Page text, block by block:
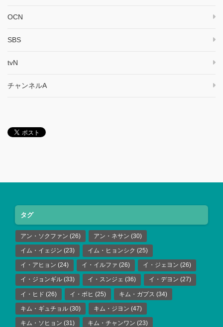
OCN
SBS
tvN
チャンネルA
タグ
アン・ソクファン (26) アン・ネサン (30)
イム・イェジン (23) イム・ヒョンシク (25)
イ・アヒョン (24) イ・イルファ (26) イ・ジェヨン (26)
イ・ジョンギル (33) イ・スンジェ (36) イ・デヨン (27)
イ・ヒド (26) イ・ボヒ (25) キム・ガプス (34)
キム・ギュチョル (30) キム・ジヨン (47)
キム・ソヒョン (31) キム・チャンワン (23)